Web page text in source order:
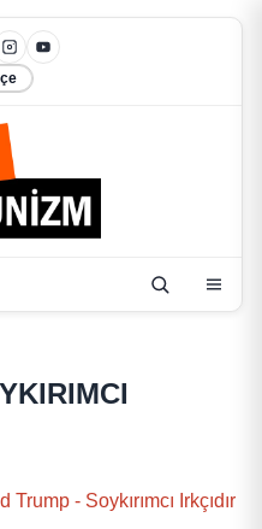
Trump - Soykırımcı Irkçıdır